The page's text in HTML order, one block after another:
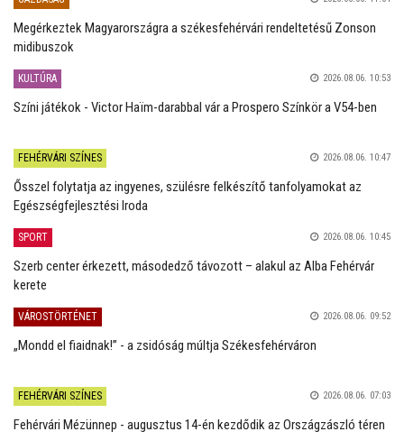
Megérkeztek Magyarországra a székesfehérvári rendeltetésű Zonson
midibuszok
KULTÚRA 2026.08.06. 10:53
Színi játékok - Victor Haïm-darabbal vár a Prospero Színkör a V54-ben
FEHÉRVÁRI SZÍNES 2026.08.06. 10:47
Ősszel folytatja az ingyenes, szülésre felkészítő tanfolyamokat az
Egészségfejlesztési Iroda
SPORT 2026.08.06. 10:45
Szerb center érkezett, másodedző távozott – alakul az Alba Fehérvár
kerete
VÁROSTÖRTÉNET 2026.08.06. 09:52
„Mondd el fiaidnak!” - a zsidóság múltja Székesfehérváron
FEHÉRVÁRI SZÍNES 2026.08.06. 07:03
Fehérvári Mézünnep - augusztus 14-én kezdődik az Országzászló téren